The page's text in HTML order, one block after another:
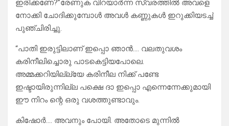
ഇരിക്കണേ?”രേണുക വിറയാർന്ന സ്വരത്തിൽ അവളെ
നോക്കി ചോദിക്കുമ്പോൾ അവൾ കണ്ണുകൾ ഇറുക്കിയടച്ച്
പുഞ്ചിരിച്ചു.
“പാതി ഇരുട്ടിലാണ് ഇപ്പൊ ഞാൻ…. വലതുവശം
കരിനീലിച്ചൊരു പാടകെട്ടിയപോലെ.
അമ്മക്കറിയില്ല്യേ കരിനീല നിക്ക് പണ്ടേ
ഇഷ്ടായിരുന്നില്ല പക്ഷെ ദാ ഇപ്പൊ എന്നെന്നേക്കുമായി
ഈ നിറം ന്റെ ഒരു വശത്തുണ്ടാവും.
കിഷോർ…. അവനും പോയി. അതോടെ മുന്നിൽ